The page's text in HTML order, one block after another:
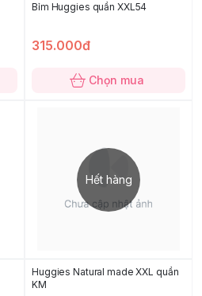
Bỉm Huggies quần XXL54
315.000đ
Chọn mua
Hết hàng
Huggies Natural made XXL quần
KM